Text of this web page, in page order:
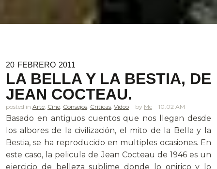
20 FEBRERO 2011
LA BELLA Y LA BESTIA, DE
JEAN COCTEAU.
posted in Arte, Cine, Consejos, Criticas, Video Mc 10.02 AM
Basado en antiguos cuentos que nos llegan desde
los albores de la civilización, el mito de la Bella y la
Bestia, se ha reproducido en multiples ocasiones. En
este caso, la pelicula de Jean Cocteau de 1946 es un
ejercicio de belleza sublime donde lo onirico y lo